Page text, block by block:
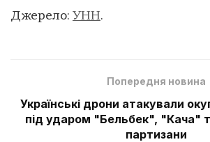
Джерело: УНН.
Попередня новина
Українські дрони атакували
під ударом "Бельбек", "Кача"
партизани